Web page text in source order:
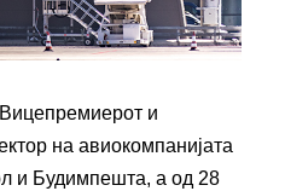
и
на авиокомпанијата
и Будимпешта, а од 28